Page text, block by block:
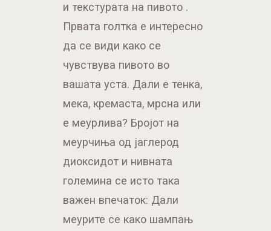
и текстурата на пивото .
Првата голтка е интересно
да се види како се
чувствува пивото во
вашата уста. Дали е тенка,
мека, кремаста, мрсна или
е меурлива? Бројот на
меурчиња од јаглерод
диоксидот и нивната
големина се исто така
важен впечаток: Дали
меурите се како шампањ